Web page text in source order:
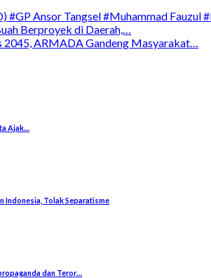
#GP Ansor Tangsel#Muhammad Fauzul
Berproyek di Daerah,…
2045, ARMADA Gandeng Masyarakat…
Ajak…
Indonesia, Tolak Separatisme
dan Teror…